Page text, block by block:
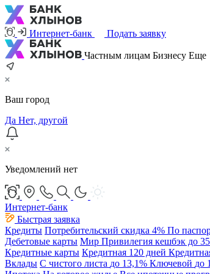
Интернет-банк Подать заявку
Частным лицам Бизнесу Еще
Ваш город
Да Нет, другой
Уведомлений нет
Интернет-банк
Быстрая заявка
Кредиты Потребительский скидка 4% По
Дебетовые карты Мир Привилегия кешбэк до
Кредитные карты Кредитная 120 дней
Вклады С чистого листа до 13,1% Ключевой до